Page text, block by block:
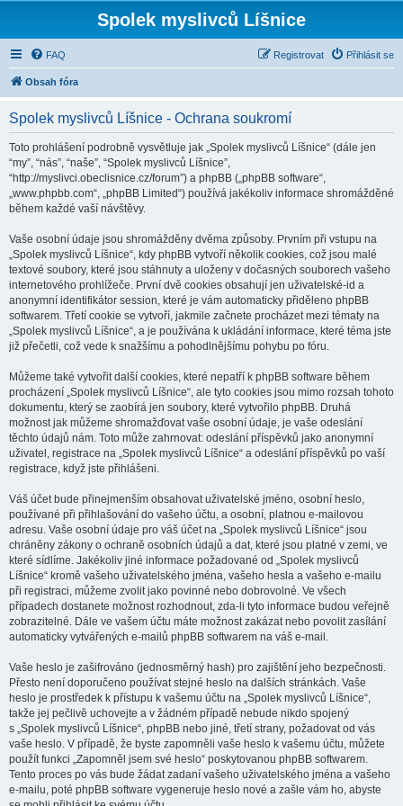
Spolek myslivců Líšnice
FAQ Přihlásit se
Registrovat
Obsah fóra
Spolek myslivců Líšnice - Ochrana soukromí
Toto prohlášení podrobně vysvětluje jak „Spolek myslivců Líšnice“ (dále jen
“my”, “nás”, “naše”, “Spolek myslivců Líšnice”,
“http://myslivci.obeclisnice.cz/forum”) a phpBB („phpBB software“,
„www.phpbb.com“, „phpBB Limited“) používá jakékoliv informace shromážděné
během každé vaší návštěvy.
Vaše osobní údaje jsou shromážděny dvěma způsoby. Prvním při vstupu na
„Spolek myslivců Líšnice“, kdy phpBB vytvoří několik cookies, což jsou malé
textové soubory, které jsou stáhnuty a uloženy v dočasných souborech vašeho
internetového prohlížeče. První dvě cookies obsahují jen uživatelské-id a
anonymní identifikátor session, které je vám automaticky přiděleno phpBB
softwarem. Třetí cookie se vytvoří, jakmile začnete procházet mezi tématy na
„Spolek myslivců Líšnice“, a je používána k ukládání informace, které téma jste
již přečetli, což vede k snažšímu a pohodlnějšímu pohybu po fóru.
Můžeme také vytvořit další cookies, které nepatří k phpBB software během
procházení „Spolek myslivců Líšnice“, ale tyto cookies jsou mimo rozsah tohoto
dokumentu, který se zaobírá jen soubory, které vytvořilo phpBB. Druhá
možnost jak můžeme shromažďovat vaše osobní údaje, je vaše odeslání
těchto údajů nám. Toto může zahrnovat: odeslání příspěvků jako anonymní
uživatel, registrace na „Spolek myslivců Líšnice“ a odeslání příspěvků po vaší
registrace, když jste přihlášeni.
Váš účet bude přinejmenším obsahovat uživatelské jméno, osobní heslo,
používané při přihlašování do vašeho účtu, a osobní, platnou e-mailovou
adresu. Vaše osobní údaje pro váš účet na „Spolek myslivců Líšnice“ jsou
chráněny zákony o ochraně osobních údajů a dat, které jsou platné v zemi, ve
které sídlíme. Jakékoliv jiné informace požadované od „Spolek myslivců
Líšnice“ kromě vašeho uživatelského jména, vašeho hesla a vašeho e-mailu
při registraci, můžeme zvolit jako povinné nebo dobrovolné. Ve všech
případech dostanete možnost rozhodnout, zda-li tyto informace budou veřejně
zobrazitelné. Dále ve vašem účtu máte možnost zakázat nebo povolit zasílání
automaticky vytvářených e-mailů phpBB softwarem na váš e-mail.
Vaše heslo je zašifrováno (jednosměrný hash) pro zajištění jeho bezpečnosti.
Přesto není doporučeno používat stejné heslo na dalších stránkách. Vaše
heslo je prostředek k přístupu k vašemu účtu na „Spolek myslivců Líšnice“,
takže jej pečlivě uchovejte a v žádném případě nebude nikdo spojený
s „Spolek myslivců Líšnice“, phpBB nebo jiné, třetí strany, požadovat od vás
vaše heslo. V případě, že byste zapomněli vaše heslo k vašemu účtu, můžete
použít funkci „Zapomněl jsem své heslo“ poskytovanou phpBB softwarem.
Tento proces po vás bude žádat zadaní vašeho uživatelského jména a vašeho
e-mailu, poté phpBB software vygeneruje heslo nové a zašle vám ho, abyste